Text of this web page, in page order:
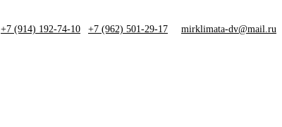
+7 (914) 192-74-10
+7 (962) 501-29-17 mirklimata-dv@mail.ru